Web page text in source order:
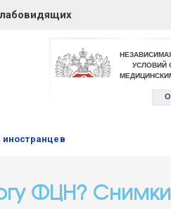
иностранцев
ФЦН?